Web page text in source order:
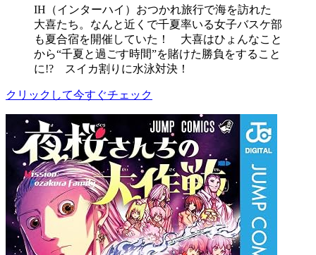
IH（インターハイ）おつかれ旅行で海を訪れた
大喜たち。なんと近くで千夏率いる女子バスケ部
も夏合宿を開催していた！ 大喜はひょんなこと
から“千夏と過ごす時間”を賭けた勝負をすること
に!? スイカ割りに水泳対決！
クリックして今すぐチェック